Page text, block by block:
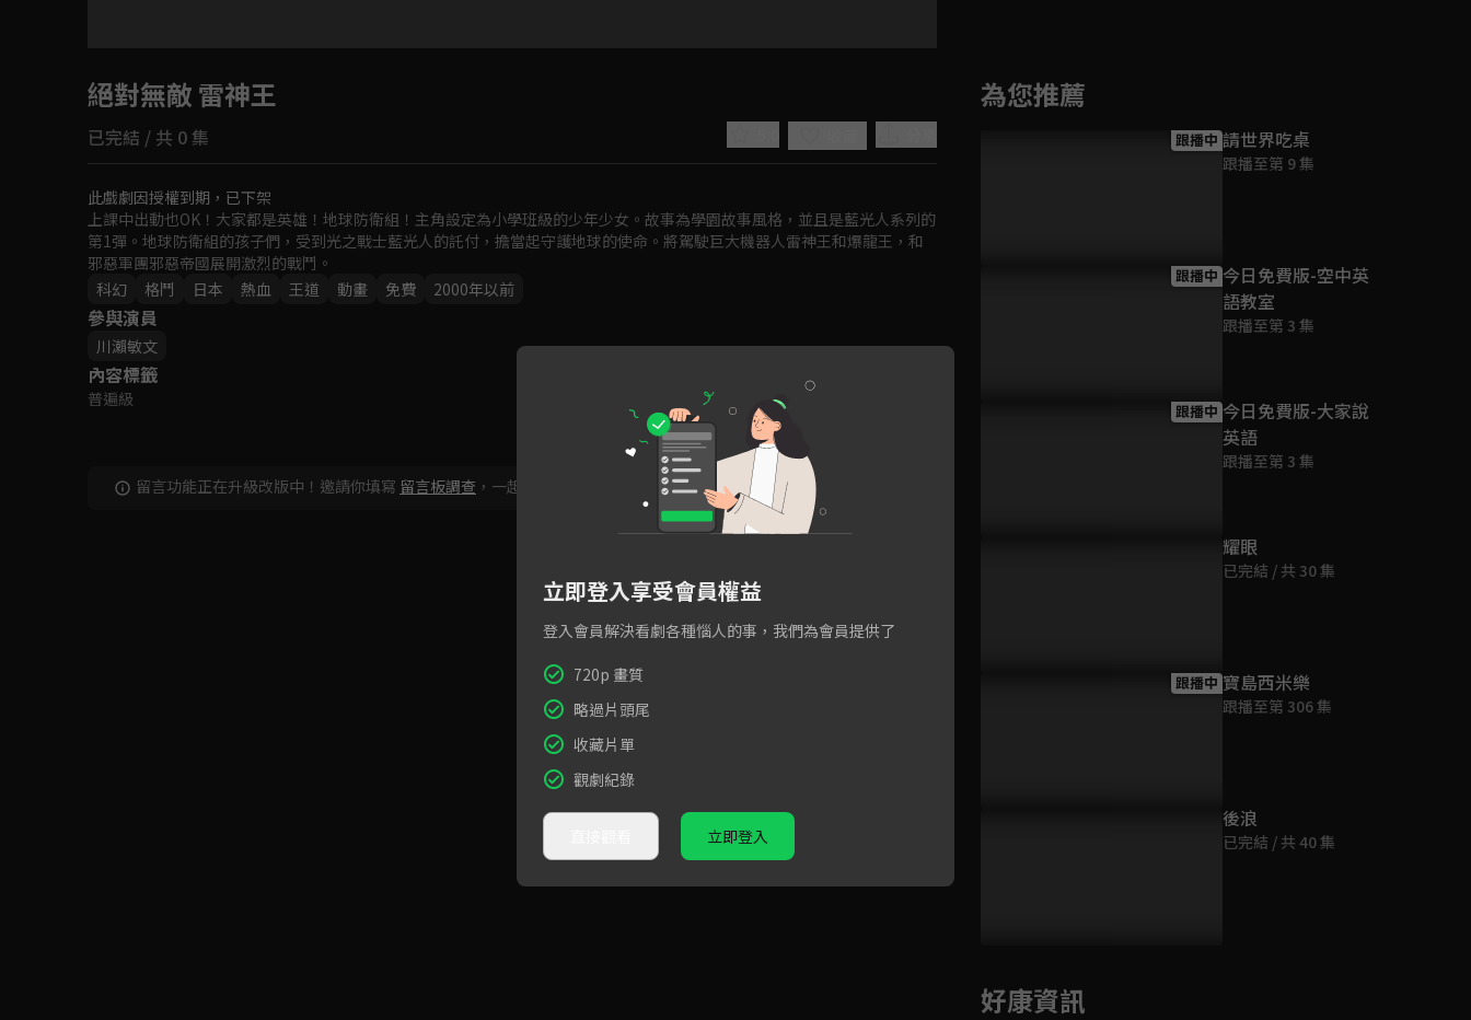
Play
如有不便請見諒
絕對無敵 雷神王
已完結 / 共 0 集
此戲劇因授權到期，已下架
上課中出動也OK！大家都是英雄！地球防衛組！主角設定為小學班級的少年少女。故事為學園故事風格，並且是藍光人系列的
第1彈。地球防衛組的孩子們，受到光之戰士藍光人的託付，擔當起守護地球的使命。將駕駛巨大機器人雷神王和爆龍王，和
邪惡軍團邪惡帝國展開激烈的戰鬥。
科幻
格鬥 日本 熱血 王道 動畫 免費 2000年以前
參與演員
川瀨敏文
內容標籤
普遍級
留言功能正在升級改版中！邀請你填寫 留言板調查 ，一起共創新版留言功能！
為您推薦
跟播中 請世界吃桌
跟播至第 9 集
跟播中 今日免費版-空中英
語教室
跟播至第 3 集
跟播中 今日免費版-大家說
英語
跟播至第 3 集
耀眼
已完結 / 共 30 集
跟播中 寶島西米樂
跟播至第 306 集
後浪
已完結 / 共 40 集
好康資訊
立即登入享受會員權益
登入會員解決看劇各種惱人的事，我們為會員提供了
720p 畫質
略過片頭尾
收藏片單
觀劇紀錄
立即登入